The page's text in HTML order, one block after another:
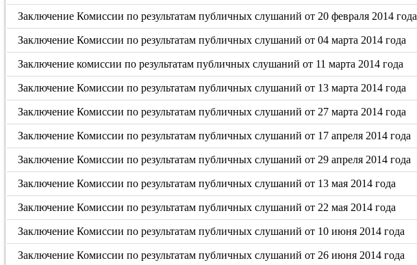
Заключение Комиссии по результатам публичных слушаний от 20 февраля 2014 года
Заключение Комиссии по результатам публичных слушаний от 04 марта 2014 года
Заключение комиссии по результатам публичных слушаний от 11 марта 2014 года
Заключение Комиссии по результатам публичных слушаний от 13 марта 2014 года
Заключение Комиссии по результатам публичных слушаний от 27 марта 2014 года
Заключение Комиссии по результатам публичных слушаний от 17 апреля 2014 года
Заключение Комиссии по результатам публичных слушаний от 29 апреля 2014 года
Заключение Комиссии по результатам публичных слушаний от 13 мая 2014 года
Заключение Комиссии по результатам публичных слушаний от 22 мая 2014 года
Заключение Комиссии по результатам публичных слушаний от 10 июня 2014 года
Заключение Комиссии по результатам публичных слушаний от 26 июня 2014 года